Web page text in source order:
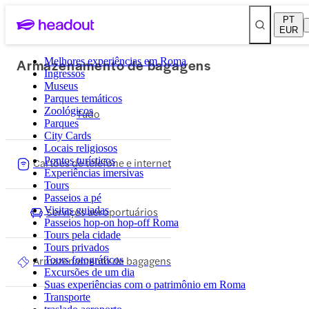
PT
EUR
Melhores experiências em Roma
Ingressos
Museus
Parques temáticos
Zoológicos
Parques
City Cards
Locais religiosos
Pontos turísticos
Experiências imersivas
Tours
Passeios a pé
Visitas guiadas
Passeios hop-on hop-off Roma
Tours pela cidade
Tours privados
Tours fotográficos
Excursões de um dia
Suas experiências com o patrimônio em Roma
Transporte
Armazenamento de bagagens
Tudo
Cartões de telefone e internet
Serviços aeroportuários
Armazenamento de bagagens